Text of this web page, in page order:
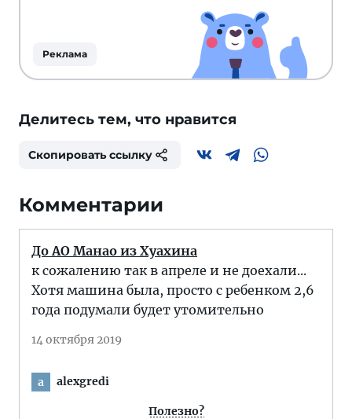
Реклама
Делитесь тем, что нравится
Скопировать ссылку
Комментарии
До АО Манао из Хуахина
к сожалению так в апреле и не доехали...
Хотя машина была, просто с ребенком 2,6
года подумали будет утомительно
14 октября 2019
a alexgredi
Полезно?